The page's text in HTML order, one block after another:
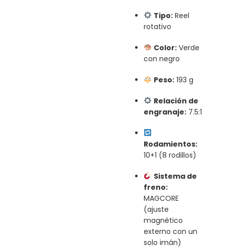
Tipo: Reel
rotativo
Color: Verde
con negro
Peso: 193 g
Relación de
engranaje: 7.5:1
Rodamientos:
10+1 (8 rodillos)
Sistema de
freno:
MAGCORE
(ajuste
magnético
externo con un
solo imán)